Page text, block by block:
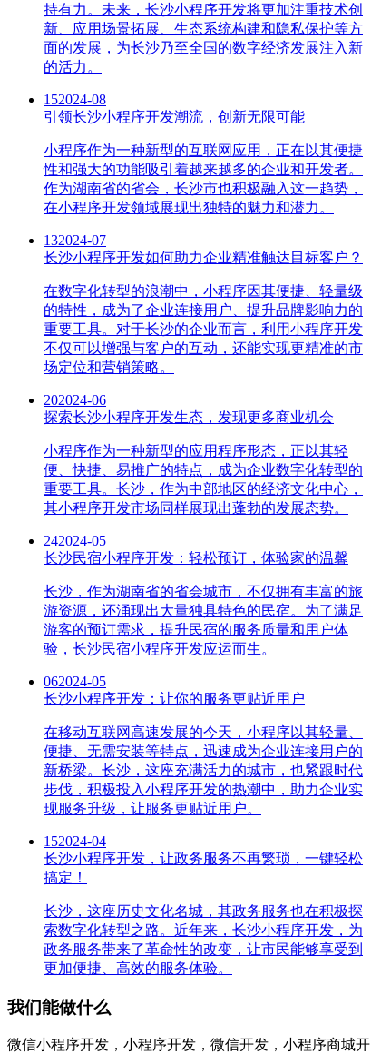
持有力。未来，长沙小程序开发将更加注重技术创
新、应用场景拓展、生态系统构建和隐私保护等方
面的发展，为长沙乃至全国的数字经济发展注入新
的活力。
152024-08
引领长沙小程序开发潮流，创新无限可能
小程序作为一种新型的互联网应用，正在以其便捷
性和强大的功能吸引着越来越多的企业和开发者。
作为湖南省的省会，长沙市也积极融入这一趋势，
在小程序开发领域展现出独特的魅力和潜力。
132024-07
长沙小程序开发如何助力企业精准触达目标客户？
在数字化转型的浪潮中，小程序因其便捷、轻量级
的特性，成为了企业连接用户、提升品牌影响力的
重要工具。对于长沙的企业而言，利用小程序开发
不仅可以增强与客户的互动，还能实现更精准的市
场定位和营销策略。
202024-06
探索长沙小程序开发生态，发现更多商业机会
小程序作为一种新型的应用程序形态，正以其轻
便、快捷、易推广的特点，成为企业数字化转型的
重要工具。长沙，作为中部地区的经济文化中心，
其小程序开发市场同样展现出蓬勃的发展态势。
242024-05
长沙民宿小程序开发：轻松预订，体验家的温馨
长沙，作为湖南省的省会城市，不仅拥有丰富的旅
游资源，还涌现出大量独具特色的民宿。为了满足
游客的预订需求，提升民宿的服务质量和用户体
验，长沙民宿小程序开发应运而生。
062024-05
长沙小程序开发：让你的服务更贴近用户
在移动互联网高速发展的今天，小程序以其轻量、
便捷、无需安装等特点，迅速成为企业连接用户的
新桥梁。长沙，这座充满活力的城市，也紧跟时代
步伐，积极投入小程序开发的热潮中，助力企业实
现服务升级，让服务更贴近用户。
152024-04
长沙小程序开发，让政务服务不再繁琐，一键轻松
搞定！
长沙，这座历史文化名城，其政务服务也在积极探
索数字化转型之路。近年来，长沙小程序开发，为
政务服务带来了革命性的改变，让市民能够享受到
更加便捷、高效的服务体验。
我们能做什么
微信小程序开发，小程序开发，微信开发，小程序商城开